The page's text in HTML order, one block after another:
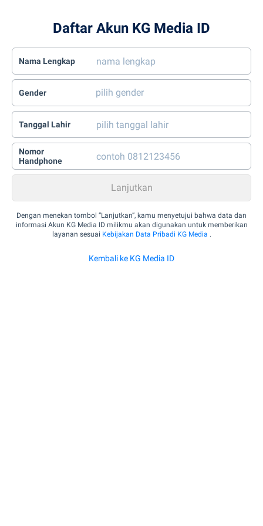
Daftar Akun KG Media ID
Nama Lengkap
Gender
Tanggal Lahir
Nomor
Handphone
Dengan menekan tombol “Lanjutkan”, kamu menyetujui bahwa data dan
informasi Akun KG Media ID milikmu akan digunakan untuk memberikan
layanan sesuai Kebijakan Data Pribadi KG Media .
Kembali ke KG Media ID